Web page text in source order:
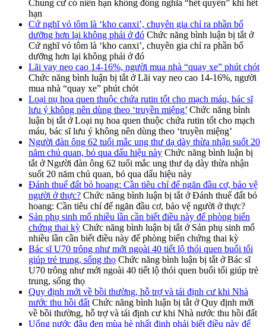
Chung cư có niên hạn không đồng nghĩa “hết quyền” khi hết
hạn
Cứ nghĩ vỏ tôm là ‘kho canxi’, chuyên gia chỉ ra phần bổ
dưỡng hơn lại không phải ở đó Chức năng bình luận bị tắt ở
Cứ nghĩ vỏ tôm là ‘kho canxi’, chuyên gia chỉ ra phần bổ
dưỡng hơn lại không phải ở đó
Lãi vay neo cao 14-16%, người mua nhà “quay xe” phút chót
Chức năng bình luận bị tắt ở Lãi vay neo cao 14-16%, người
mua nhà “quay xe” phút chót
Loại nụ hoa quen thuộc chứa rutin tốt cho mạch máu, bác sĩ
lưu ý không nên dùng theo ‘truyền miệng’ Chức năng bình
luận bị tắt ở Loại nụ hoa quen thuộc chứa rutin tốt cho mạch
máu, bác sĩ lưu ý không nên dùng theo ‘truyền miệng’
Người đàn ông 62 tuổi mắc ung thư dạ dày thừa nhận suốt 20
năm chủ quan, bỏ qua dấu hiệu này Chức năng bình luận bị
tắt ở Người đàn ông 62 tuổi mắc ung thư dạ dày thừa nhận
suốt 20 năm chủ quan, bỏ qua dấu hiệu này
Đánh thuế đất bỏ hoang: Cần tiêu chí để ngăn đầu cơ, bảo vệ
người ở thực? Chức năng bình luận bị tắt ở Đánh thuế đất bỏ
hoang: Cần tiêu chí để ngăn đầu cơ, bảo vệ người ở thực?
Sản phụ sinh mổ nhiều lần cần biết điều này để phòng biến
chứng thai kỳ Chức năng bình luận bị tắt ở Sản phụ sinh mổ
nhiều lần cần biết điều này để phòng biến chứng thai kỳ
Bác sĩ U70 trông như mới ngoài 40 tiết lộ thói quen buổi tối
giúp trẻ trung, sống thọ Chức năng bình luận bị tắt ở Bác sĩ
U70 trông như mới ngoài 40 tiết lộ thói quen buổi tối giúp trẻ
trung, sống thọ
Quy định mới về bồi thường, hỗ trợ và tái định cư khi Nhà
nước thu hồi đất Chức năng bình luận bị tắt ở Quy định mới
về bồi thường, hỗ trợ và tái định cư khi Nhà nước thu hồi đất
Uống nước đậu đen mùa hè nhất định phải biết điều này để